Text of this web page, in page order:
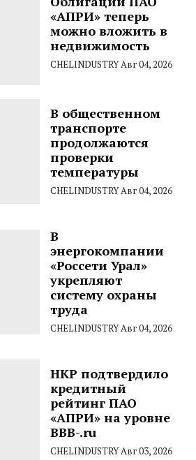
«АПРИ» теперь
можно вложить в
недвижимость
CHELINDUSTRYАвг 04, 2026
В общественном
транспорте
продолжаются
проверки
температуры
CHELINDUSTRYАвг 04, 2026
В
энергокомпании
«Россети Урал»
укрепляют
систему охраны
труда
CHELINDUSTRYАвг 04, 2026
НКР подтвердило
кредитный
рейтинг ПАО
«АПРИ» на уровне
BBB-.ru
CHELINDUSTRYАвг 03, 2026